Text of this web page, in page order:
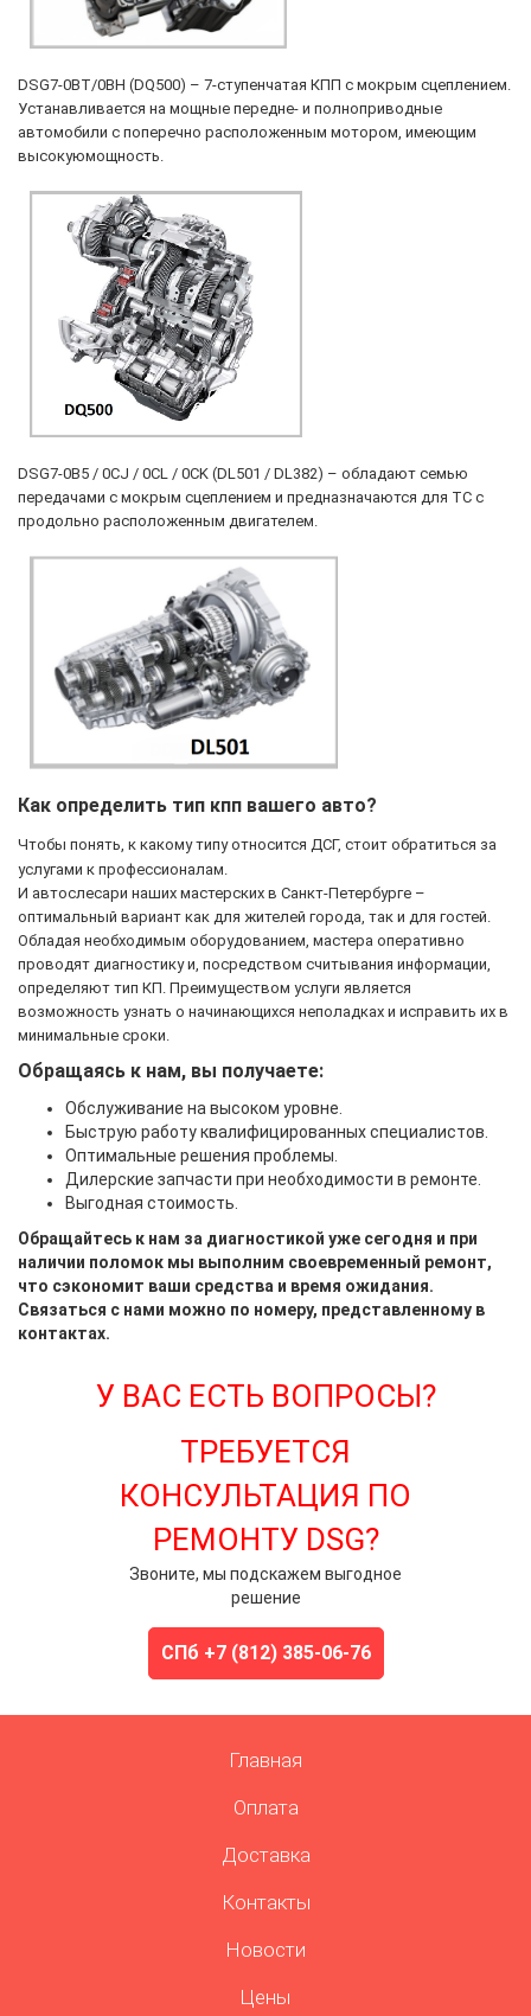
DSG7-0BT/0BH (DQ500) – 7-ступенчатая КПП с мокрым сцеплением.
Устанавливается на мощные передне- и полноприводные
автомобили с поперечно расположенным мотором, имеющим
высокуюмощность.
DSG7-0B5 / 0CJ / 0CL / 0CK (DL501 / DL382) – обладают семью
передачами с мокрым сцеплением и предназначаются для ТС с
продольно расположенным двигателем.
Как определить тип кпп вашего авто?
Чтобы понять, к какому типу относится ДСГ, стоит обратиться за
услугами к профессионалам.
И автослесари наших мастерских в Санкт-Петербурге –
оптимальный вариант как для жителей города, так и для гостей.
Обладая необходимым оборудованием, мастера оперативно
проводят диагностику и, посредством считывания информации,
определяют тип КП. Преимуществом услуги является
возможность узнать о начинающихся неполадках и исправить их в
минимальные сроки.
Обращаясь к нам, вы получаете:
Обслуживание на высоком уровне.
Быструю работу квалифицированных специалистов.
Оптимальные решения проблемы.
Дилерские запчасти при необходимости в ремонте.
Выгодная стоимость.
Обращайтесь к нам за диагностикой уже сегодня и при
наличии поломок мы выполним своевременный ремонт,
что сэкономит ваши средства и время ожидания.
Связаться с нами можно по номеру, представленному в
контактах.
У ВАС ЕСТЬ ВОПРОСЫ?
ТРЕБУЕТСЯ
КОНСУЛЬТАЦИЯ ПО
РЕМОНТУ DSG?
Звоните, мы подскажем выгодное
решение
СПб +7 (812) 385-06-76
Главная
Оплата
Доставка
Контакты
Новости
Цены